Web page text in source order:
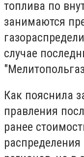
топлива по
занимаются
случае
Как пояснила
правления
ранее